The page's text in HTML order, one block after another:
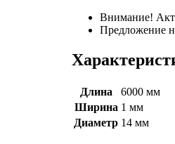
Внимание!
Предложение
Длина
6000 мм
Ширина 1 мм
Диаметр 14 мм